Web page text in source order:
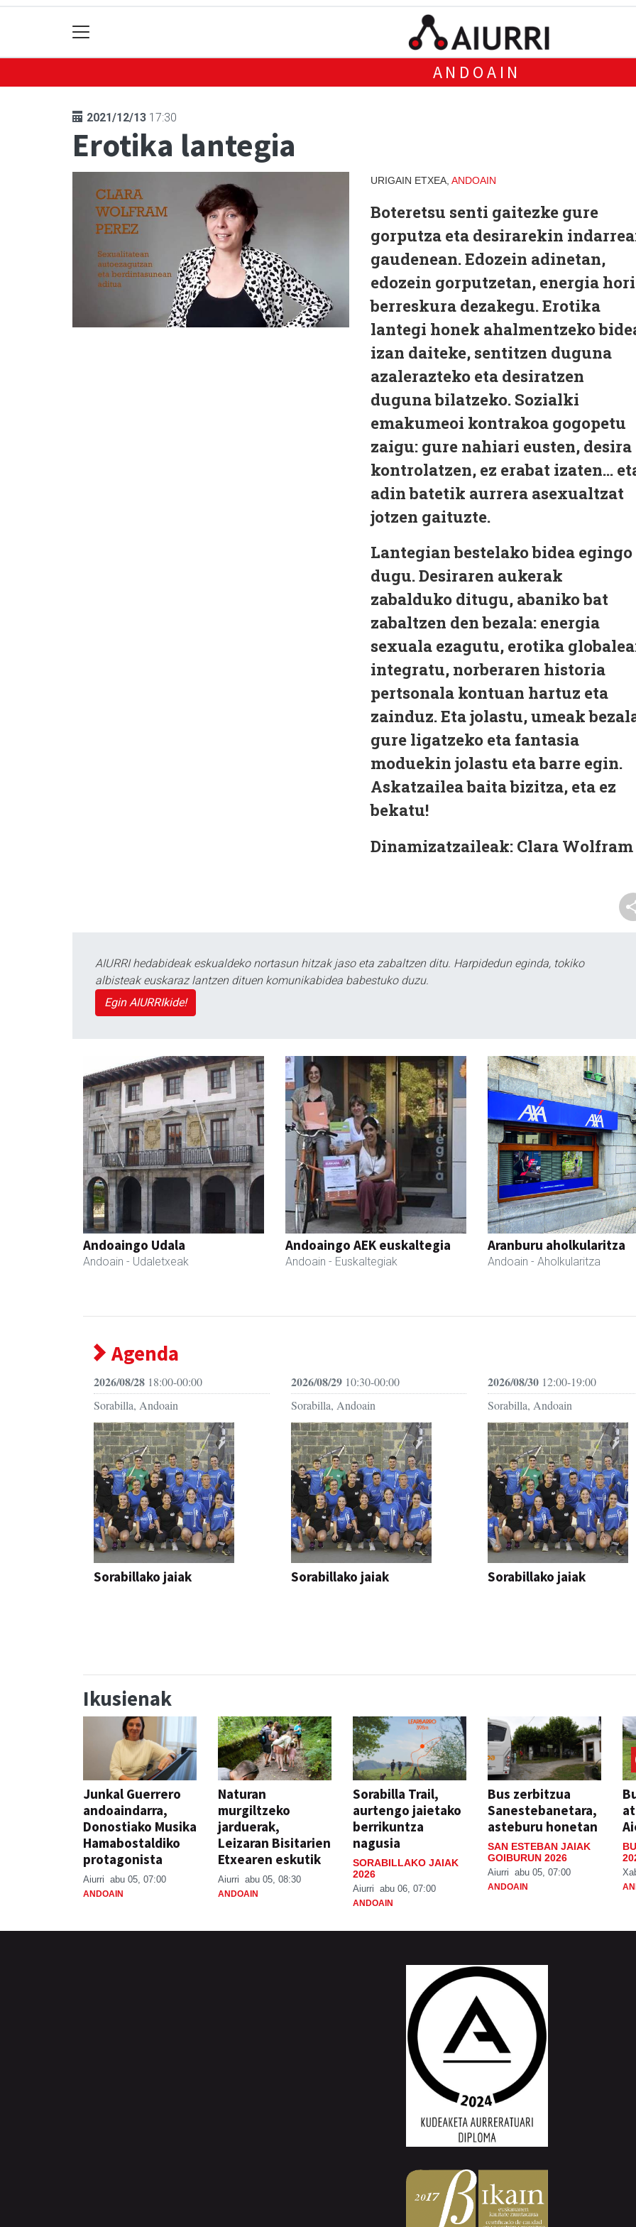
ANDOAIN
2021/12/13 17:30
Erotika lantegia
URIGAIN ETXEA, ANDOAIN
Boteretsu senti gaitezke gure
gorputza eta desirarekin
gaudenean. Edozein adinetan,
edozein gorputzetan, energia hori
berreskura dezakegu. Erotika
lantegi honek ahalmentzeko
izan daiteke, sentitzen duguna
azalerazteko eta desiratzen
duguna bilatzeko. Sozialki
emakumeoi kontrakoa gogopetu
zaigu: gure nahiari eusten, desira
kontrolatzen, ez erabat izaten…
adin batetik aurrera asexualtzat
jotzen gaituzte.
Lantegian bestelako bidea egingo
dugu. Desiraren aukerak
zabalduko ditugu, abaniko bat
zabaltzen den bezala: energia
sexuala ezagutu, erotika
integratu, norberaren historia
pertsonala kontuan hartuz eta
zainduz. Eta jolastu, umeak
gure ligatzeko eta fantasia
moduekin jolastu eta barre egin.
Askatzailea baita bizitza, eta ez
bekatu!
Dinamizatzaileak: Clara Wolfram
AIURRI hedabideak eskualdeko nortasun hitzak jaso eta zabaltzen ditu. Harpidedun eginda, tokiko
albisteak euskaraz lantzen dituen komunikabidea babestuko duzu.
Egin AIURRIkide!
Andoaingo Udala
Andoain - Udaletxeak
Andoaingo AEK euskaltegia
Andoain - Euskaltegiak
Aranburu aholkularitza
Andoain - Aholkularitza
Agenda
2026/08/28 18:00-00:00
Sorabilla, Andoain
Sorabillako jaiak
2026/08/2910:30-00:00
Sorabilla, Andoain
Sorabillako jaiak
2026/08/30 12:00-19:00
Sorabilla, Andoain
Sorabillako jaiak
Ikusienak
Junkal Guerrero
andoaindarra,
Donostiako Musika
Hamabostaldiko
protagonista
Aiurri abu 05, 07:00
ANDOAIN
Naturan
murgiltzeko
jarduerak,
Leizaran Bisitarien
Etxearen eskutik
Aiurri abu 05, 08:30
ANDOAIN
Sorabilla Trail,
aurtengo jaietako
berrikuntza
nagusia
SORABILLAKO JAIAK
2026
Aiurri abu 06, 07:00
ANDOAIN
Bus zerbitzua
Sanestebanetara,
asteburu honetan
SAN ESTEBAN JAIAK
GOIBURUN 2026
Aiurri abu 05, 07:00
ANDOAIN